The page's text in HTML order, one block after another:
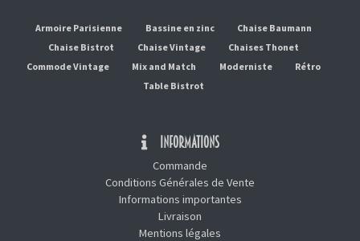
Armoire Parisienne Bassine en zinc
Chaise Baumann
Chaise Bistrot
Chaise Vintage
Chaises Thonet
Commode Vintage
Mix and Match Moderniste
Rétro
Table Bistrot
INFORMATIONS
Commande
Conditions Générales de Vente
Informations importantes
Livraison
Mentions légales